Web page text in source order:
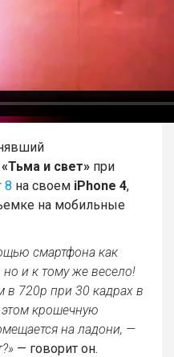
«Тьма и свет» при
8 на своем iPhone 4,
на мобильные
смартфона как
и к тому же весело!
в 720р при 30 кадрах в
этом крошечную
на ладони, —
— говорит он.